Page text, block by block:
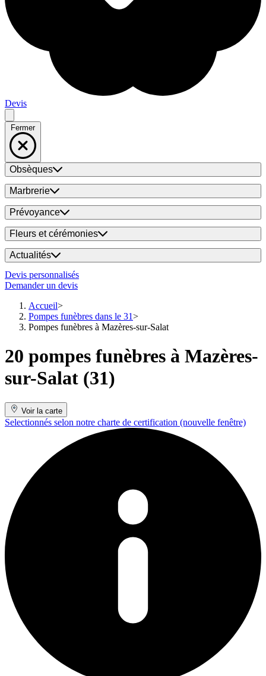
Devis
Fermer
Obsèques
Marbrerie
Prévoyance
Fleurs et cérémonies
Actualités
Devis personnalisés
Demander un devis
Accueil
Pompes funèbres dans le 31
Pompes funèbres à Mazères-sur-Salat
20 pompes funèbres à Mazères-
sur-Salat (31)
Voir la carte
Selectionnés selon notre charte de certification (nouvelle fenêtre)